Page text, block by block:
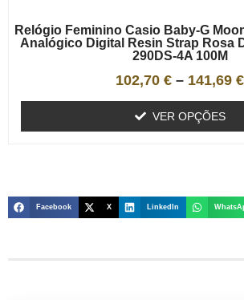
Relógio Feminino Casio Baby-G
Analógico Digital Resin Strap Rosa
290DS-4A 100M
102,70 € – 141,69 €
VER OPÇÕES
Facebook X LinkedIn